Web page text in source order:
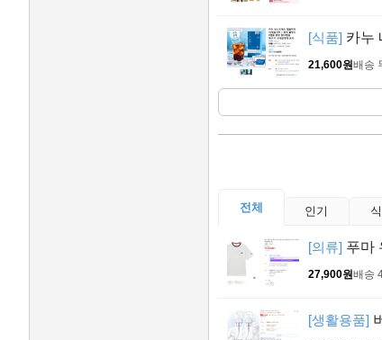
[식품] 카누
21,600원배송
전체 인기
[의류] 푸마
27,900원배송
[생활용품]